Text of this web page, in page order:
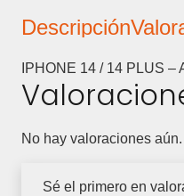
ADAPTADOR
A
SIM
cantidad
Descripción
IPHONE 14 / 14 PLUS –
No hay valoraciones aún.
Sé el primero en